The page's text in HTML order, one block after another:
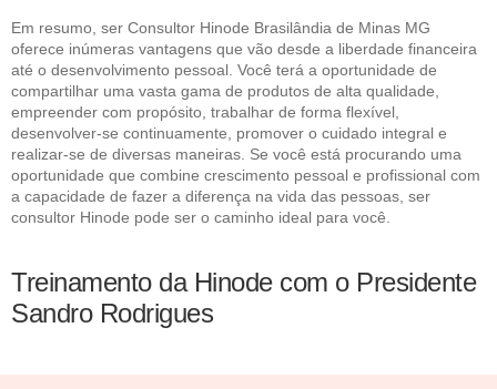
Em resumo, ser Consultor Hinode Brasilândia de Minas MG
oferece inúmeras vantagens que vão desde a liberdade financeira
até o desenvolvimento pessoal. Você terá a oportunidade de
compartilhar uma vasta gama de produtos de alta qualidade,
empreender com propósito, trabalhar de forma flexível,
desenvolver-se continuamente, promover o cuidado integral e
realizar-se de diversas maneiras. Se você está procurando uma
oportunidade que combine crescimento pessoal e profissional com
a capacidade de fazer a diferença na vida das pessoas, ser
consultor Hinode pode ser o caminho ideal para você.
Treinamento da Hinode com o Presidente
Sandro Rodrigues